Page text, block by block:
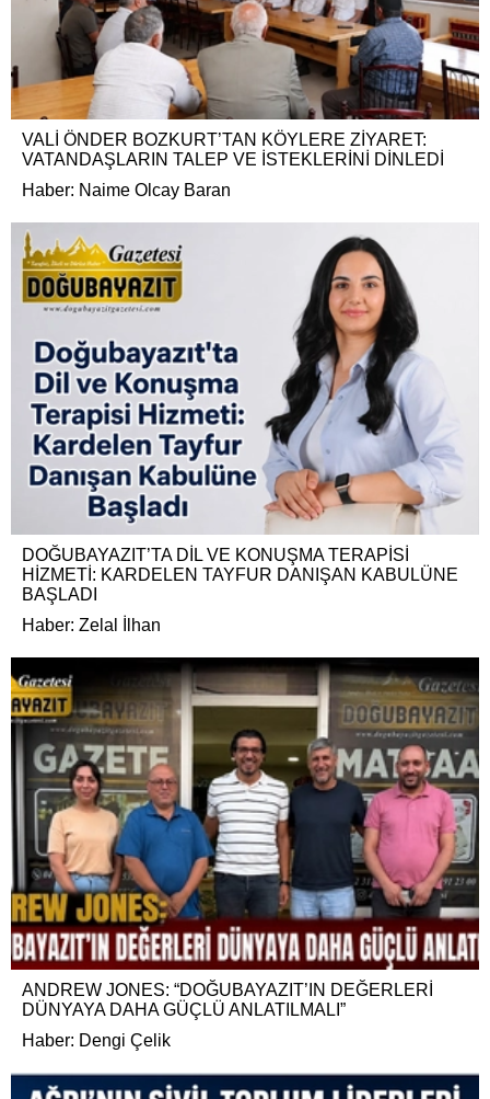
VALİ ÖNDER BOZKURT’TAN KÖYLERE ZİYARET:
VATANDAŞLARIN TALEP VE İSTEKLERİNİ DİNLEDİ
Haber: Naime Olcay Baran
DOĞUBAYAZIT’TA DİL VE KONUŞMA TERAPİSİ
HİZMETİ: KARDELEN TAYFUR DANIŞAN KABULÜNE
BAŞLADI
Haber: Zelal İlhan
ANDREW JONES: “DOĞUBAYAZIT’IN DEĞERLERİ
DÜNYAYA DAHA GÜÇLÜ ANLATILMALI”
Haber: Dengi Çelik